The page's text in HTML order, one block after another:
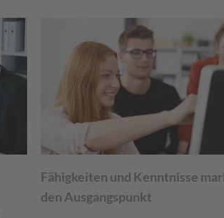
Fähigkeiten und Kenntnisse
den Ausgangspunkt